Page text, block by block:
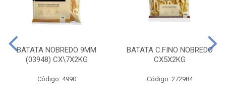
BATATA NOBREDO 9MM
(03948) CX\7X2KG
Código: 4990
BATATA C.FINO NOBREDO
CX5X2KG
Código: 272984